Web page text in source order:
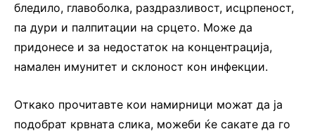
бледило, главоболка, раздразливост, исцрпеност,
па дури и палпитации на срцето. Може да
придонесе и за недостаток на концентрација,
намален имунитет и склоност кон инфекции.
Откако прочитавте кои намирници можат да ја
подобрат крвната слика, можеби ќе сакате да го